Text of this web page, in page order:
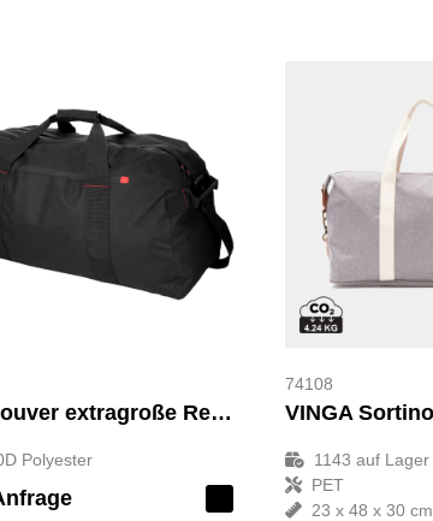
Vancouver extragroße Reisetasche 75L
Polyester
74108
1143 auf Lager
PET
23 x 48 x 30 cm